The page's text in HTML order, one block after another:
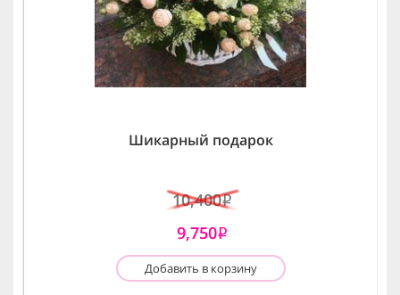
Шикарный подарок
10,400i
9,750i
Добавить в корзину